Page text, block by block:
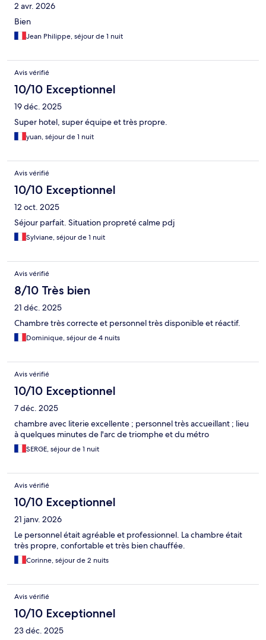
2 avr. 2026
Bien
Jean Philippe, séjour de 1 nuit
Avis vérifié
10/10 Exceptionnel
19 déc. 2025
Super hotel, super équipe et très propre.
yuan, séjour de 1 nuit
Avis vérifié
10/10 Exceptionnel
12 oct. 2025
Séjour parfait. Situation propreté calme pdj
Sylviane, séjour de 1 nuit
Avis vérifié
8/10 Très bien
21 déc. 2025
Chambre très correcte et personnel très disponible et réactif.
Dominique, séjour de 4 nuits
Avis vérifié
10/10 Exceptionnel
7 déc. 2025
chambre avec literie excellente ; personnel très accueillant ; lieu
à quelques minutes de l'arc de triomphe et du métro
SERGE, séjour de 1 nuit
Avis vérifié
10/10 Exceptionnel
21 janv. 2026
Le personnel était agréable et professionnel. La chambre était
très propre, confortable et très bien chauffée.
Corinne, séjour de 2 nuits
Avis vérifié
10/10 Exceptionnel
23 déc. 2025